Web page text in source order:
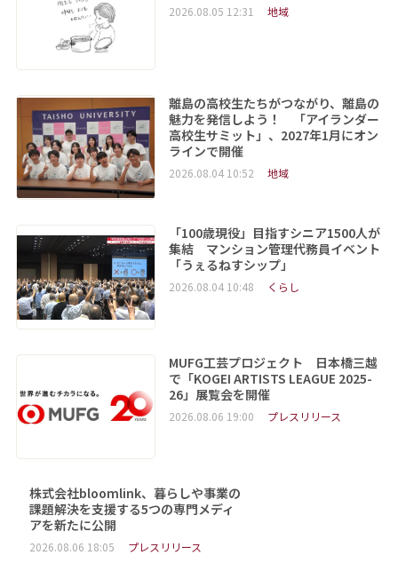
2026.08.05 12:31 地域
離島の高校生たちがつながり、離島の
魅力を発信しよう！ 「アイランダー
高校生サミット」、2027年1月にオン
ラインで開催
2026.08.04 10:52 地域
「100歳現役」目指すシニア1500人が
集結 マンション管理代務員イベント
「うぇるねすシップ」
2026.08.04 10:48 くらし
MUFG工芸プロジェクト 日本橋三越
で「KOGEI ARTISTS LEAGUE 2025-
26」展覧会を開催
2026.08.06 19:00 プレスリリース
株式会社bloomlink、暮らしや事業の
課題解決を支援する5つの専門メディ
アを新たに公開
2026.08.06 18:05 プレスリリース